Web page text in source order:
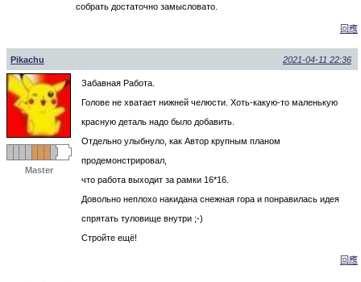
собрать достаточно замысловато.
回應
Pikachu 2021-04-11 22:36
Master
Забавная Работа.
Голове не хватает нижней челюсти. Хоть-какую-то маленькую
красную деталь надо было добавить.
Отдельно улыбнуло, как Автор крупным планом
продемонстрировал,
что работа выходит за рамки 16*16.
Довольно неплохо накидана снежная гора и понравилась идея
спрятать туловище внутри ;-)
Стройте ещё!
回應